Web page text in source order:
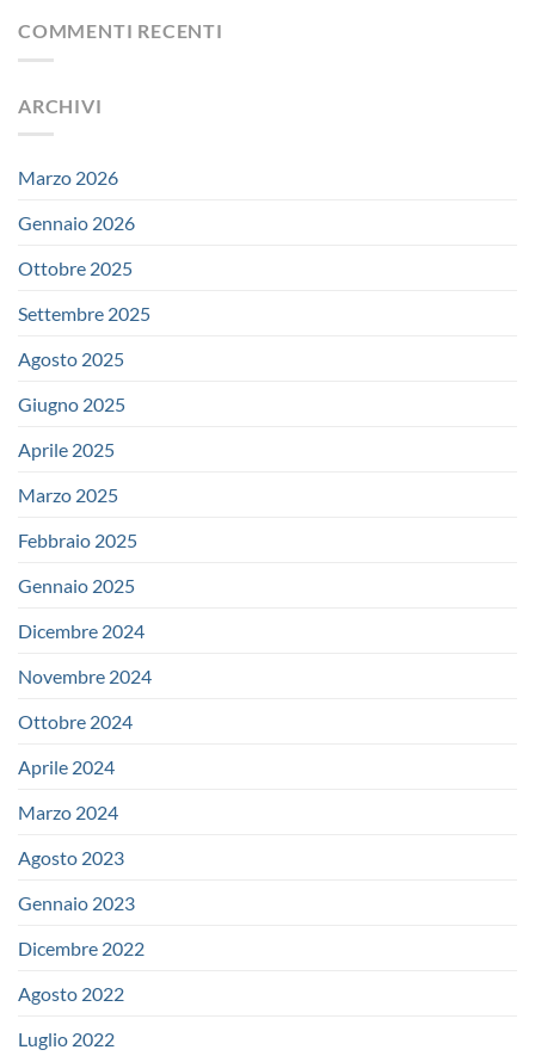
COMMENTI RECENTI
ARCHIVI
Marzo 2026
Gennaio 2026
Ottobre 2025
Settembre 2025
Agosto 2025
Giugno 2025
Aprile 2025
Marzo 2025
Febbraio 2025
Gennaio 2025
Dicembre 2024
Novembre 2024
Ottobre 2024
Aprile 2024
Marzo 2024
Agosto 2023
Gennaio 2023
Dicembre 2022
Agosto 2022
Luglio 2022